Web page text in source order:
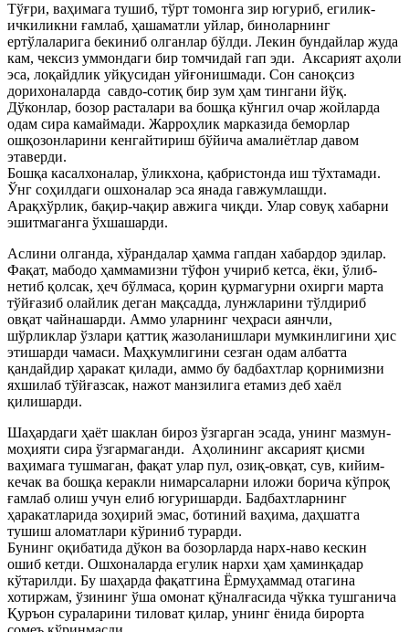
Тўғри, ваҳимага тушиб, тўрт томонга зир югуриб, егилик-
ичкиликни ғамлаб, ҳашаматли уйлар, биноларнинг
ертўлаларига бекиниб олганлар бўлди. Лекин бундайлар жуда
кам, чексиз уммондаги бир томчидай гап эди. Аксарият аҳоли
эса, лоқайдлик уйқусидан уйғонишмади. Сон саноқсиз
дорихоналарда савдо-сотиқ бир зум ҳам тингани йўқ.
Дўконлар, бозор расталари ва бошқа кўнгил очар жойларда
одам сира камаймади. Жарроҳлик марказида беморлар
ошқозонларини кенгайтириш бўйича амалиётлар давом
этаверди.
Бошқа касалхоналар, ўликхона, қабристонда иш тўхтамади.
Ўнг соҳилдаги ошхоналар эса янада гавжумлашди.
Арақхўрлик, бақир-чақир авжига чиқди. Улар совуқ хабарни
эшитмаганга ўхшашарди.
Аслини олганда, хўрандалар ҳамма гапдан хабардор эдилар.
Фақат, мабодо ҳаммамизни тўфон учириб кетса, ёки, ўлиб-
нетиб қолсак, ҳеч бўлмаса, қорин қурмагурни охирги марта
тўйғазиб олайлик деган мақсадда, лунжларини тўлдириб
овқат чайнашарди. Аммо уларнинг чеҳраси аянчли,
шўрликлар ўзлари қаттиқ жазоланишлари мумкинлигини ҳис
этишарди чамаси. Маҳкумлигини сезган одам албатта
қандайдир ҳаракат қилади, аммо бу бадбахтлар қорнимизни
яхшилаб тўйғазсак, нажот манзилига етамиз деб хаёл
қилишарди.
Шаҳардаги ҳаёт шаклан бироз ўзгарган эсада, унинг мазмун-
моҳияти сира ўзгармаганди. Аҳолининг аксарият қисми
ваҳимага тушмаган, фақат улар пул, озиқ-овқат, сув, кийим-
кечак ва бошқа керакли нимарсаларни иложи борича кўпроқ
ғамлаб олиш учун елиб югуришарди. Бадбахтларнинг
ҳаракатларида зоҳирий эмас, ботиний ваҳима, даҳшатга
тушиш аломатлари кўриниб турарди.
Бунинг оқибатида дўкон ва бозорларда нарх-наво кескин
ошиб кетди. Ошхоналарда егулик нархи ҳам ҳаминқадар
кўтарилди. Бу шаҳарда фақатгина Ёрмуҳаммад отагина
хотиржам, ўзининг ўша омонат қўналғасида чўкка тушганича
Қуръон сураларини тиловат қилар, унинг ёнида бирорта